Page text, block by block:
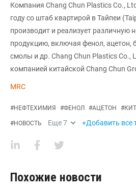
Компания Chang Chun Plastics Co.,
году со штаб квартирой в Тайпеи
производит и реализует различную
продукцию, включая фенол, ацетон,
смолы и др. Chang Chun Plastics Co.,
компанией китайской Chang Chun
MRC
#НЕФТЕХИМИЯ #ФЕНОЛ #АЦЕТОН #
#НОВОСТЬ Еще7 +Добавить все
Похожие новости